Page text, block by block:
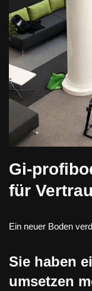
Gi-
für
Ein neuer Boden
Sie haben
umsetzen